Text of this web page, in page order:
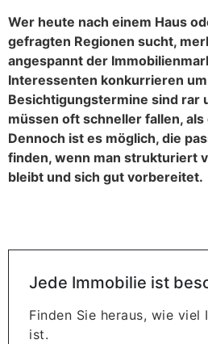
Wer heute nach einem Haus
gefragten Regionen sucht,
angespannt der
Interessenten konkurrieren
Besichtigungstermine sind rar
müssen oft schneller fallen,
Dennoch ist es möglich, die
finden, wenn man strukturiert
bleibt und sich gut vorbereitet.
Jede Immobilie ist
Finden Sie heraus, wie
ist.